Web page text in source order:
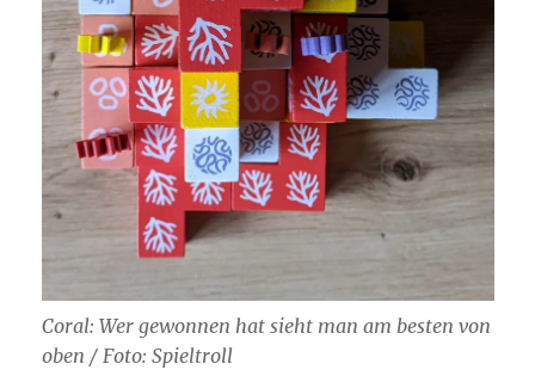
Coral: Wer gewonnen hat sieht man am besten von
oben / Foto: Spieltroll